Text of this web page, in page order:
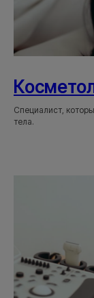
Cпециалист,
тела.